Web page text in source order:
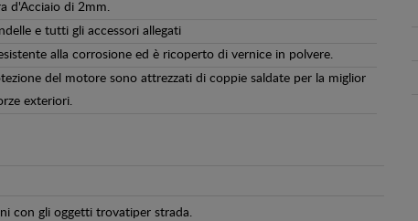
d'Acciaio di 2mm.
e tutti gli accessori allegati
alla corrosione ed è ricoperto di vernice in polvere.
del motore sono attrezzati di coppie saldate per la miglior
exteriori.
con gli oggetti trovatiper strada.